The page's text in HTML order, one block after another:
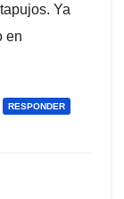
Ya
en
RESPONDER